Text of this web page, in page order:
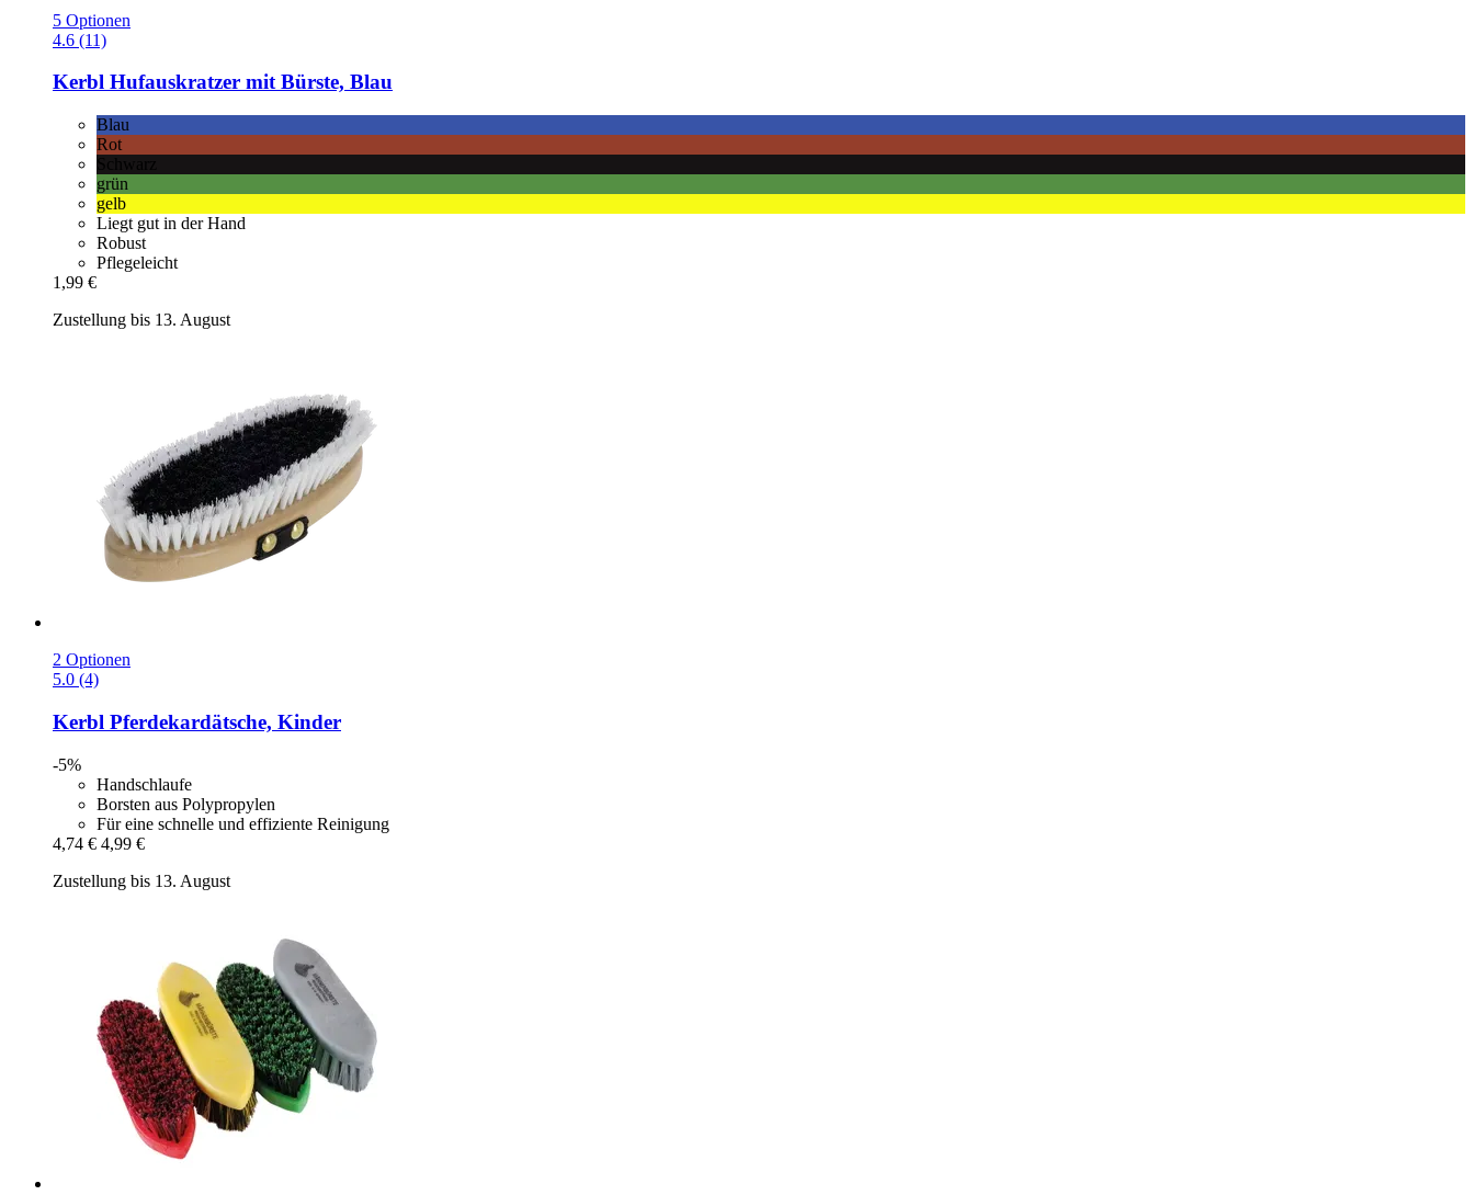
5 Optionen
4.6 (11)
Kerbl Hufauskratzer mit Bürste, Blau
Blau
Rot
grün
gelb
Liegt gut in der Hand
Robust
Pflegeleicht
1,99 €
Zustellung bis 13. August
2 Optionen
5.0 (4)
Kerbl Pferdekardätsche, Kinder
-5%
Handschlaufe
Borsten aus Polypropylen
Für eine schnelle und effiziente Reinigung
4,74 € 4,99 €
Zustellung bis 13. August